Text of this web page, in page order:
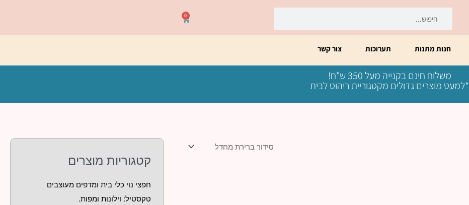
0
עגלת
קניות
חנות מתנות תערוכות צור קשר
משלוח חינם בקנייה מעל 350 ש"ח!
*למעט מוצרים גדולים מקטגוריית ריהוט לבית
קטגוריות מוצרים
חפצי נוי כלי בית ומדפים מעוצבים
טקסטיל: וילונות ומפות.